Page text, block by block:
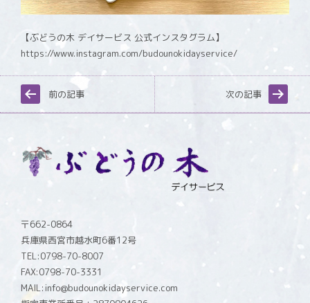
【ぶどうの木 デイサービス 公式インスタグラム】
https://www.instagram.com/budounokidayservice/
前の記事 次の記事
〒662-0864
兵庫県西宮市越水町6番12号
TEL:0798-70-8007
FAX:0798-70-3331
MAIL:info@budounokidayservice.com